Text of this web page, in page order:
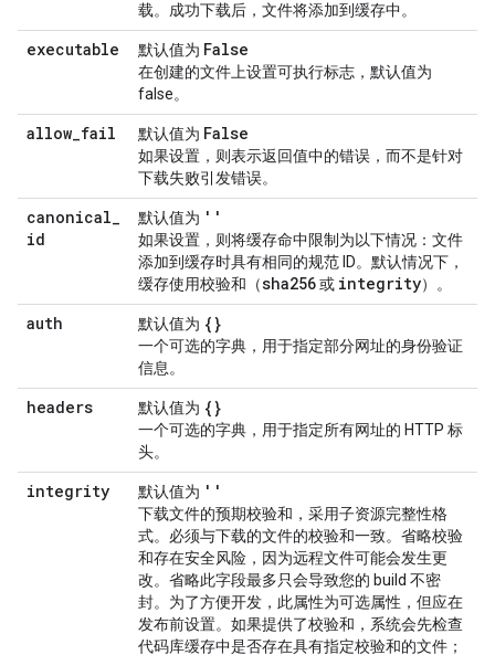
载。成功下载后，文件将添加到缓存中。
executable 默认值为 False
在创建的文件上设置可执行标志，默认值为
false。
allow_fail 默认值为 False
如果设置，则表示返回值中的错误，而不是针对
下载失败引发错误。
canonical_
id
默认值为 ''
如果设置，则将缓存命中限制为以下情况：文件
添加到缓存时具有相同的规范 ID。默认情况下，
缓存使用校验和（sha256或 integrity）。
auth 默认值为 {}
一个可选的字典，用于指定部分网址的身份验证
信息。
headers 默认值为 {}
一个可选的字典，用于指定所有网址的 HTTP 标
头。
integrity 默认值为 ''
下载文件的预期校验和，采用子资源完整性格
式。必须与下载的文件的校验和一致。省略校验
和存在安全风险，因为远程文件可能会发生更
改。省略此字段最多只会导致您的 build 不密
封。为了方便开发，此属性为可选属性，但应在
发布前设置。如果提供了校验和，系统会先检查
代码库缓存中是否存在具有指定校验和的文件；